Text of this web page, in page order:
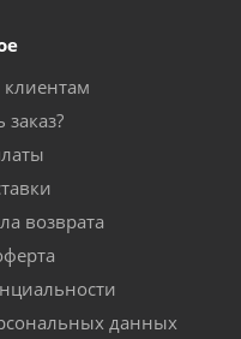
возврата
данных